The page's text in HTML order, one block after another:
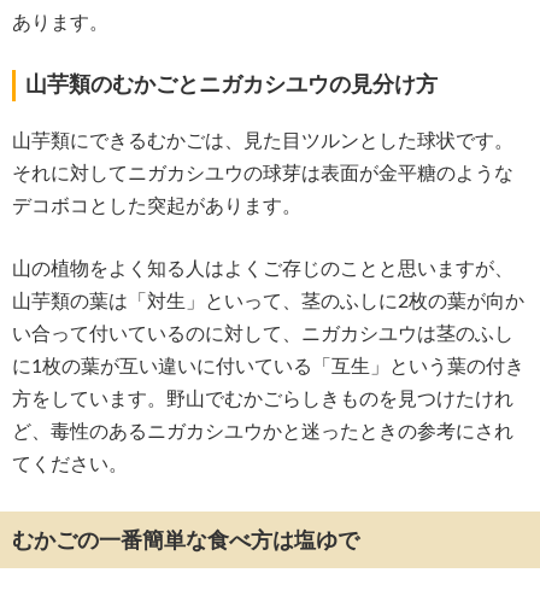
あります。
山芋類のむかごとニガカシユウの見分け方
山芋類にできるむかごは、見た目ツルンとした球状です。
それに対してニガカシユウの球芽は表面が金平糖のような
デコボコとした突起があります。
山の植物をよく知る人はよくご存じのことと思いますが、
山芋類の葉は「対生」といって、茎のふしに2枚の葉が向か
い合って付いているのに対して、ニガカシユウは茎のふし
に1枚の葉が互い違いに付いている「互生」という葉の付き
方をしています。野山でむかごらしきものを見つけたけれ
ど、毒性のあるニガカシユウかと迷ったときの参考にされ
てください。
むかごの一番簡単な食べ方は塩ゆで